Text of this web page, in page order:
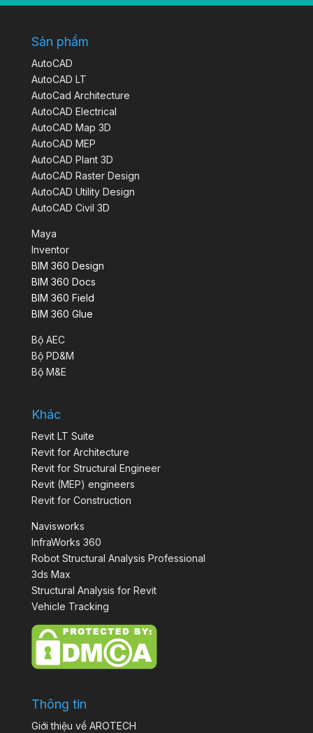
Sản phẩm
AutoCAD
AutoCAD LT
AutoCad Architecture
AutoCAD Electrical
AutoCAD Map 3D
AutoCAD MEP
AutoCAD Plant 3D
AutoCAD Raster Design
AutoCAD Utility Design
AutoCAD Civil 3D
Maya
Inventor
BIM 360 Design
BIM 360 Docs
BIM 360 Field
BIM 360 Glue
Bộ AEC
Bộ PD&M
Bộ M&E
Khác
Revit LT Suite
Revit for Architecture
Revit for Structural Engineer
Revit (MEP) engineers
Revit for Construction
Navisworks
InfraWorks 360
Robot Structural Analysis Professional
3ds Max
Structural Analysis for Revit
Vehicle Tracking
Thông tin
Giới thiệu về AROTECH